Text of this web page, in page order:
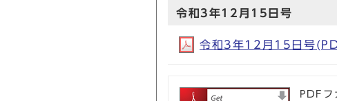
令和3年12月15日号
令和3年12月15日号
PDFフ